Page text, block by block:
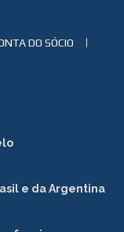
DO SÓCIO
e da Argentina